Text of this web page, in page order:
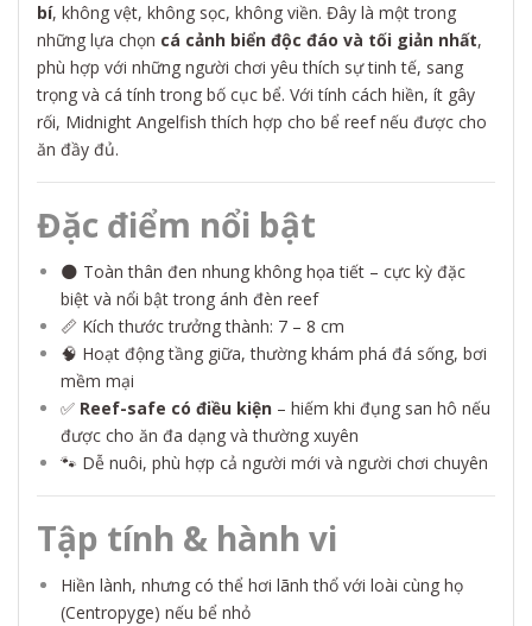
bí, không vệt, không sọc, không viền. Đây là một trong
những lựa chọn cá cảnh biển độc đáo và tối giản nhất,
phù hợp với những người chơi yêu thích sự tinh tế, sang
trọng và cá tính trong bố cục bể. Với tính cách hiền, ít gây
rối, Midnight Angelfish thích hợp cho bể reef nếu được cho
ăn đầy đủ.
Đặc điểm nổi bật
🌑 Toàn thân đen nhung không họa tiết – cực kỳ đặc
biệt và nổi bật trong ánh đèn reef
📏 Kích thước trưởng thành: 7 – 8 cm
🧠 Hoạt động tầng giữa, thường khám phá đá sống, bơi
mềm mại
✅ Reef-safe có điều kiện – hiếm khi đụng san hô nếu
được cho ăn đa dạng và thường xuyên
🐾 Dễ nuôi, phù hợp cả người mới và người chơi chuyên
Tập tính & hành vi
Hiền lành, nhưng có thể hơi lãnh thổ với loài cùng họ
(Centropyge) nếu bể nhỏ